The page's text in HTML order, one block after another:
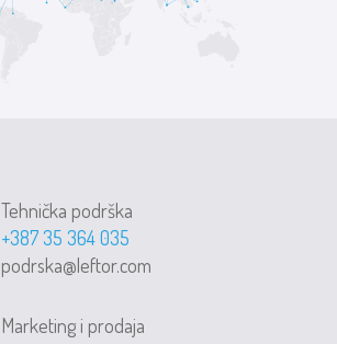
Tehnička podrška
+387 35 364 035
podrska@leftor.com
Marketing i prodaja